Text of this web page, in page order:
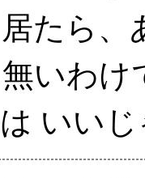
たら、
いわけ
いい